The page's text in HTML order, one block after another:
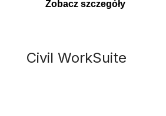
Zobacz szczegóły
Civil WorkSuite